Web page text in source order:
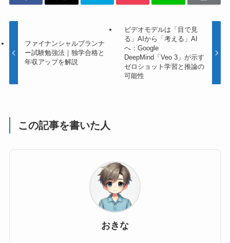
ファイナンシャルプランナ
ー試験勉強法｜独学合格と
年収アップを解説
ビデオモデルは「目で見
る」AIから「考える」AI
へ：Google
DeepMind「Veo 3」が示す
ゼロショット学習と推論の
可能性
この記事を書いた人
おきな